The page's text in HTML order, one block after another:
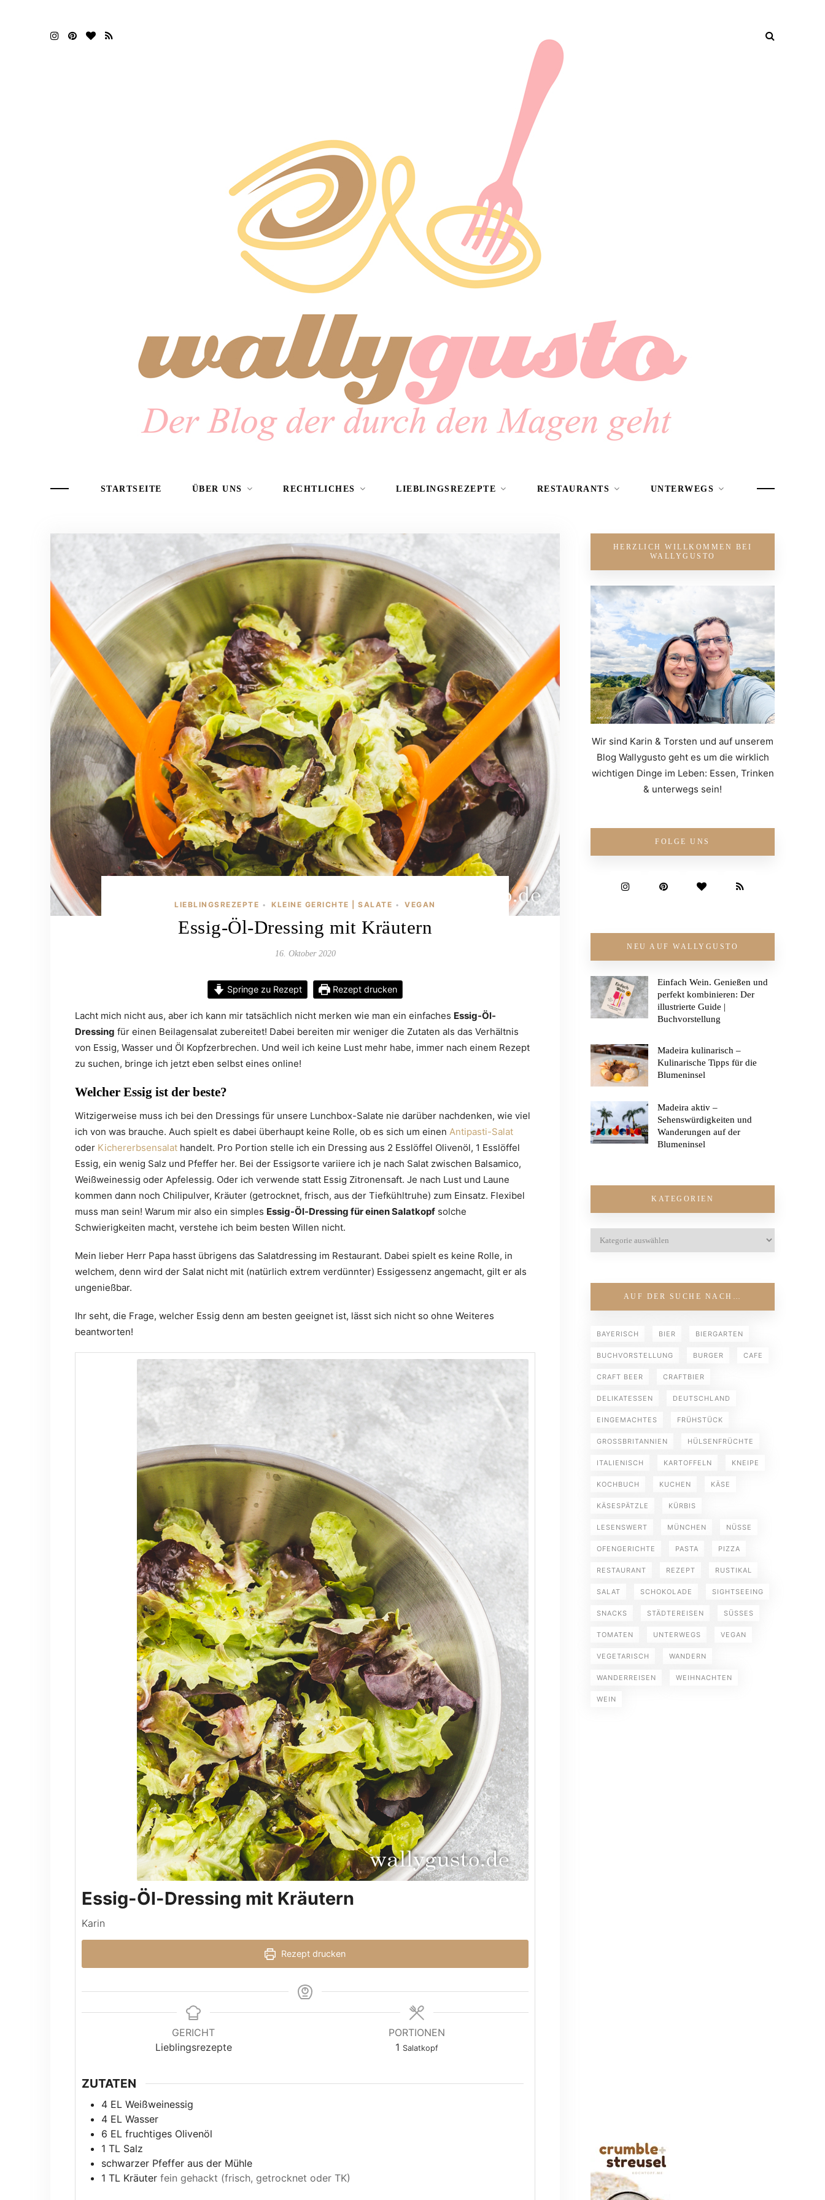
STARTSEITE ÜBER UNS RECHTLICHES LIEBLINGSREZEPTE RESTAURANTS UNTERWEGS
LIEBLINGSREZEPTE • KLEINE GERICHTE | SALATE • VEGAN
Essig-Öl-Dressing mit Kräutern
16. Oktober 2020
Springe zu Rezept Rezept drucken
Lacht mich nicht aus, aber ich kann mir tatsächlich nicht merken wie man ein einfaches Essig-Öl-
Dressing für einen Beilagensalat zubereitet! Dabei bereiten mir weniger die Zutaten als das Verhältnis
von Essig, Wasser und Öl Kopfzerbrechen. Und weil ich keine Lust mehr habe, immer nach einem Rezept
zu suchen, bringe ich jetzt eben selbst eines online!
Welcher Essig ist der beste?
Witzigerweise muss ich bei den Dressings für unsere Lunchbox-Salate nie darüber nachdenken, wie viel
ich von was brauche. Auch spielt es dabei überhaupt keine Rolle, ob es sich um einen Antipasti-Salat
oder Kichererbsensalat handelt. Pro Portion stelle ich ein Dressing aus 2 Esslöffel Olivenöl, 1 Esslöffel
Essig, ein wenig Salz und Pfeffer her. Bei der Essigsorte variiere ich je nach Salat zwischen Balsamico,
Weißweinessig oder Apfelessig. Oder ich verwende statt Essig Zitronensaft. Je nach Lust und Laune
kommen dann noch Chilipulver, Kräuter (getrocknet, frisch, aus der Tiefkühltruhe) zum Einsatz. Flexibel
muss man sein! Warum mir also ein simples Essig-Öl-Dressing für einen Salatkopf solche
Schwierigkeiten macht, verstehe ich beim besten Willen nicht.
Mein lieber Herr Papa hasst übrigens das Salatdressing im Restaurant. Dabei spielt es keine Rolle, in
welchem, denn wird der Salat nicht mit (natürlich extrem verdünnter) Essigessenz angemacht, gilt er als
ungenießbar.
Ihr seht, die Frage, welcher Essig denn am besten geeignet ist, lässt sich nicht so ohne Weiteres
beantworten!
Essig-Öl-Dressing mit Kräutern
Karin
Rezept drucken
GERICHT
Lieblingsrezepte
PORTIONEN
1 Salatkopf
ZUTATEN
4 EL Weißweinessig
4 EL Wasser
6 EL fruchtiges Olivenöl
1 TL Salz
schwarzer Pfeffer aus der Mühle
1 TL Kräuter fein gehackt (frisch, getrocknet oder TK)
HERZLICH WILLKOMMEN BEI
WALLYGUSTO
Wir sind Karin & Torsten und auf unserem
Blog Wallygusto geht es um die wirklich
wichtigen Dinge im Leben: Essen, Trinken
& unterwegs sein!
FOLGE UNS
NEU AUF WALLYGUSTO
Einfach Wein. Genießen und
perfekt kombinieren: Der
illustrierte Guide |
Buchvorstellung
Madeira kulinarisch –
Kulinarische Tipps für die
Blumeninsel
Madeira aktiv –
Sehenswürdigkeiten und
Wanderungen auf der
Blumeninsel
KATEGORIEN
AUF DER SUCHE NACH…
BAYERISCH BIER BIERGARTEN
BUCHVORSTELLUNG BURGER CAFE
CRAFT BEER CRAFTBIER
DELIKATESSEN DEUTSCHLAND
EINGEMACHTES FRÜHSTÜCK
GROSSBRITANNIEN HÜLSENFRÜCHTE
ITALIENISCH KARTOFFELN KNEIPE
KOCHBUCH KUCHEN KÄSE
KÄSESPÄTZLE KÜRBIS
LESENSWERT MÜNCHEN NÜSSE
OFENGERICHTE PASTA PIZZA
RESTAURANT REZEPT RUSTIKAL
SALAT SCHOKOLADE SIGHTSEEING
SNACKS STÄDTEREISEN SÜSSES
TOMATEN UNTERWEGS VEGAN
VEGETARISCH WANDERN
WANDERREISEN WEIHNACHTEN
WEIN